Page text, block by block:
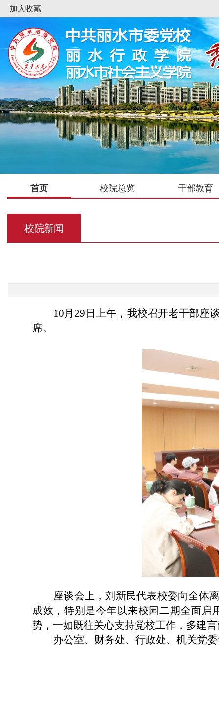
加入收藏
首页 校院总览 干部教育
校院新闻
10月29日上午，我校召开老干部座
席。
座谈会上，刘新民代表校委向全体
成效，特别是今年以来校园二期全面启
势，一如既往关心支持党校工作，多建
办公室、财务处、行政处、机关党